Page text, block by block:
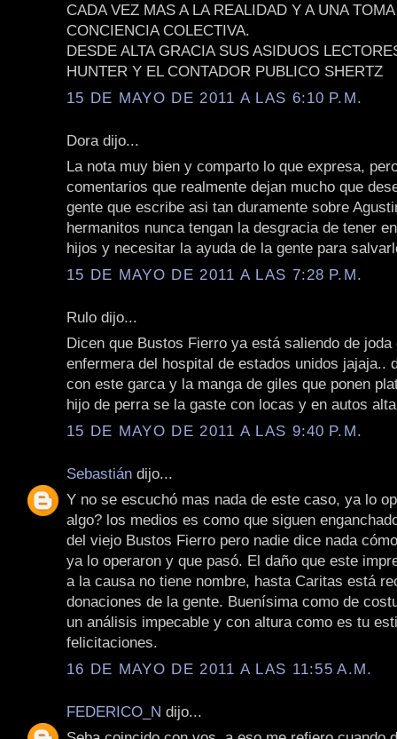
CADA VEZ MAS A LA REALIDAD Y A UNA
CONCIENCIA COLECTIVA.
DESDE ALTA GRACIA SUS ASIDUOS
HUNTER Y EL CONTADOR PUBLICO SHERTZ
15 DE MAYO DE 2011 A LAS 6:10 P.M.
Dora dijo...
La nota muy bien y comparto lo que expresa,
comentarios que realmente dejan mucho que
gente que escribe asi tan duramente sobre
hermanitos nunca tengan la desgracia de tener
hijos y necesitar la ayuda de la gente para
15 DE MAYO DE 2011 A LAS 7:28 P.M.
Rulo dijo...
Dicen que Bustos Fierro ya está saliendo de joda
enfermera del hospital de estados unidos jajaja..
con este garca y la manga de giles que ponen
hijo de perra se la gaste con locas y en autos
15 DE MAYO DE 2011 A LAS 9:40 P.M.
Sebastián dijo...
Y no se escuchó mas nada de este caso, ya lo
algo? los medios es como que siguen
del viejo Bustos Fierro pero nadie dice nada
ya lo operaron y que pasó. El daño que este
a la causa no tiene nombre, hasta Caritas está
donaciones de la gente. Buenísima como de
un análisis impecable y con altura como es tu
felicitaciones.
16 DE MAYO DE 2011 A LAS 11:55 A.M.
FEDERICO_N dijo...